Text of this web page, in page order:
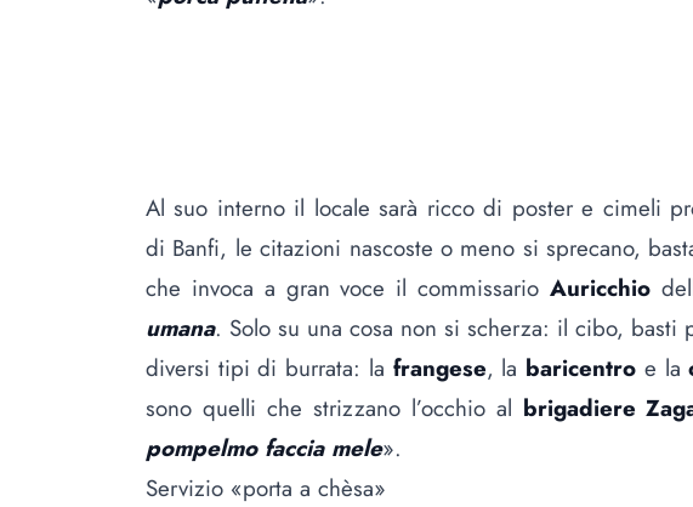
Al suo interno il locale sarà ricco di poster e cimeli
di Banfi, le citazioni nascoste o meno si sprecano,
che invoca a gran voce il commissario Auricchio
umana. Solo su una cosa non si scherza: il cibo, basti
diversi tipi di burrata: la frangese, la baricentro e la
sono quelli che strizzano l’occhio al brigadiere
pompelmo faccia mele».
Servizio «porta a chèsa»